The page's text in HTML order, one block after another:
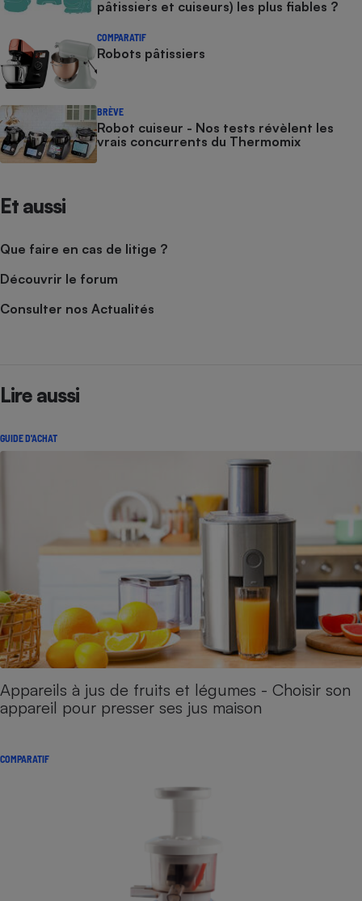
pâtissiers et cuiseurs) les plus fiables ?
COMPARATIF
Robots pâtissiers
BRÈVE
Robot cuiseur - Nos tests révèlent les
vrais concurrents du Thermomix
Et aussi
Que faire en cas de litige ?
Découvrir le forum
Consulter nos Actualités
Lire aussi
GUIDE D'ACHAT
Appareils à jus de fruits et légumes - Choisir son
appareil pour presser ses jus maison
COMPARATIF